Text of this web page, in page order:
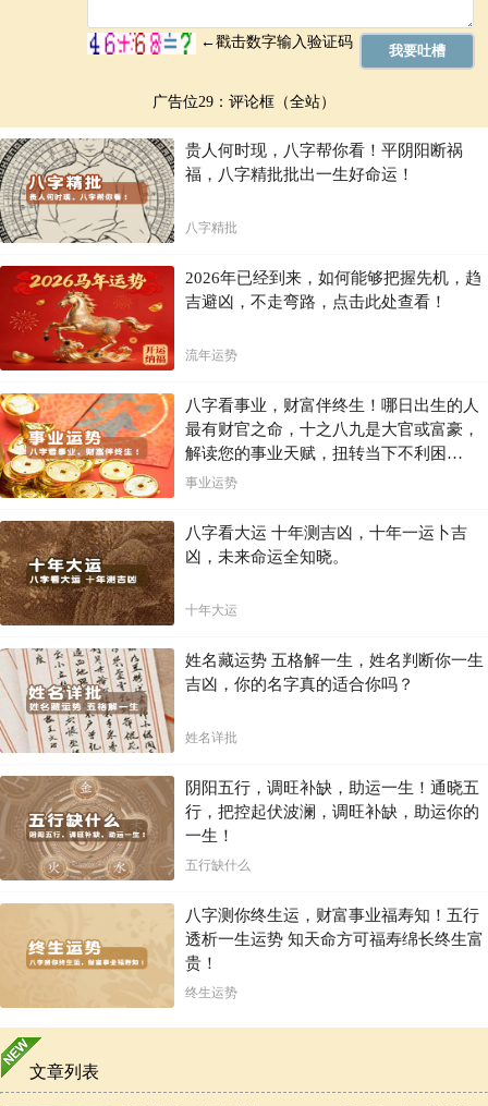
广告位29：评论框（全站）
贵人何时现，八字帮你看！平阴阳断祸
福，八字精批批出一生好命运！
八字精批
2026年已经到来，如何能够把握先机，趋
吉避凶，不走弯路，点击此处查看！
流年运势
八字看事业，财富伴终生！哪日出生的人
最有财官之命，十之八九是大官或富豪，
解读您的事业天赋，扭转当下不利困
局！！
事业运势
八字看大运 十年测吉凶，十年一运卜吉
凶，未来命运全知晓。
十年大运
姓名藏运势 五格解一生，姓名判断你一生
吉凶，你的名字真的适合你吗？
姓名详批
阴阳五行，调旺补缺，助运一生！通晓五
行，把控起伏波澜，调旺补缺，助运你的
一生！
五行缺什么
八字测你终生运，财富事业福寿知！五行
透析一生运势 知天命方可福寿绵长终生富
贵！
终生运势
文章列表